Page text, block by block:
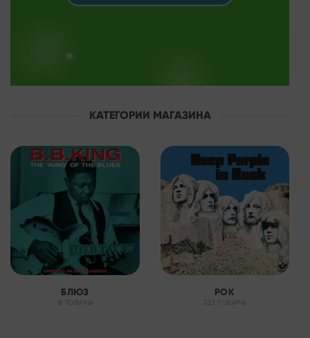
КАТЕГОРИИ МАГАЗИНА
БЛЮЗ
18 ТОВАРЫ
РОК
323 ТОВАРЫ